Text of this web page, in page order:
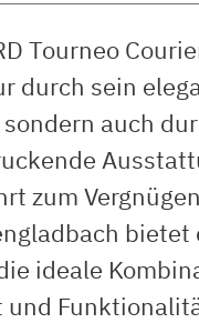
Tourneo
durch sein
sondern auch
zum
bietet
ideale
und